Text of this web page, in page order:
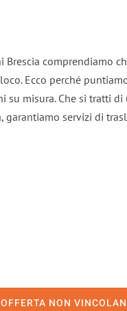
Brescia comprendiamo
Ecco perché
su misura. Che si tratti
garantiamo servizi di
NON